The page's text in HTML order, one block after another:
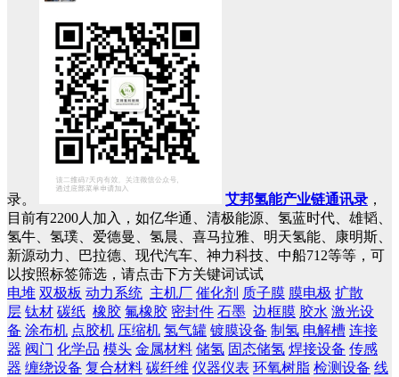
录。 艾邦氢能产业链通讯录 ，
目前有2200人加入，如亿华通、清极能源、氢蓝时代、雄韬、
氢牛、氢璞、爱德曼、氢晨、喜马拉雅、明天氢能、康明斯、
新源动力、巴拉德、现代汽车、神力科技、中船712等等，可
以按照标签筛选，请点击下方关键词试试
电堆 双极板 动力系统 主机厂 催化剂 质子膜 膜电极 扩散
层 钛材 碳纸 橡胶 氟橡胶 密封件 石墨 边框膜 胶水 激光设
备 涂布机 点胶机 压缩机 氢气罐 镀膜设备 制氢 电解槽 连接
器 阀门 化学品 模头 金属材料 储氢 固态储氢 焊接设备 传感
器 缠绕设备 复合材料 碳纤维 仪器仪表 环氧树脂 检测设备 线